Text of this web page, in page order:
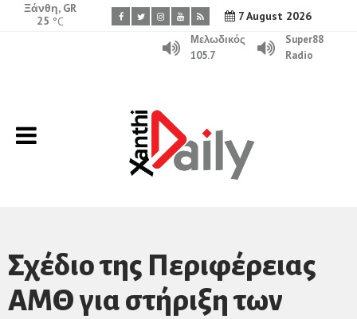
7 August 2026
Ξάνθη, GR
25 °C
Μελωδικός
105.7
Super88
Radio
Σχέδιο της Περιφέρειας
ΑΜΘ για στήριξη των